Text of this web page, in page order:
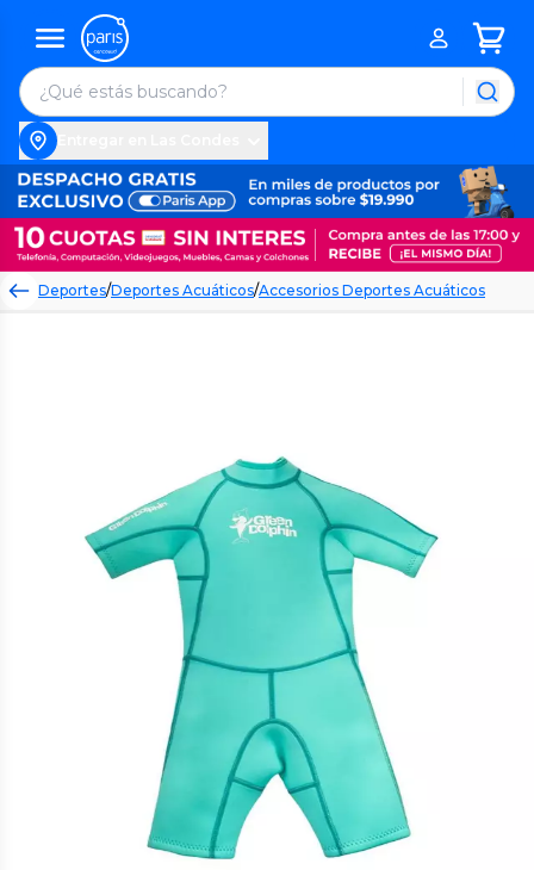
Deportes/Deportes Acuáticos/Accesorios Deportes Acuáticos